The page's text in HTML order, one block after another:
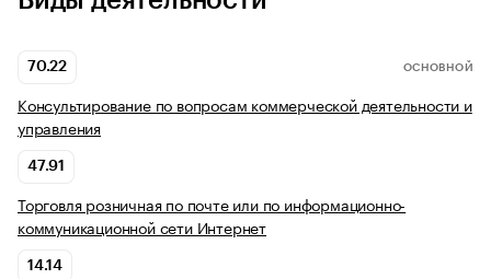
70.22 ОСНОВНОЙ
Консультирование по вопросам коммерческой деятельности и
управления
47.91
Торговля розничная по почте или по информационно-
коммуникационной сети Интернет
14.14